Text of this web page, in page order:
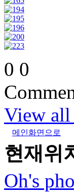
0 0
View
메인화면으로
현재위
Oh's